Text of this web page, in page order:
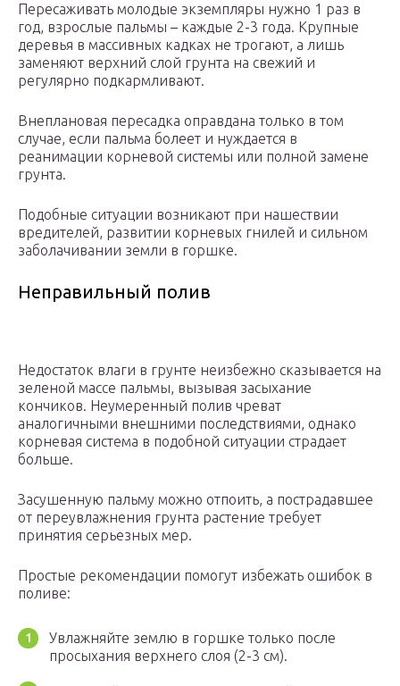
Пересаживать молодые экземпляры нужно 1 раз в
год, взрослые пальмы – каждые 2-3 года. Крупные
деревья в массивных кадках не трогают, а лишь
заменяют верхний слой грунта на свежий и
регулярно подкармливают.
Внеплановая пересадка оправдана только в том
случае, если пальма болеет и нуждается в
реанимации корневой системы или полной замене
грунта.
Подобные ситуации возникают при нашествии
вредителей, развитии корневых гнилей и сильном
заболачивании земли в горшке.
Неправильный полив
Недостаток влаги в грунте неизбежно сказывается на
зеленой массе пальмы, вызывая засыхание
кончиков. Неумеренный полив чреват
аналогичными внешними последствиями, однако
корневая система в подобной ситуации страдает
больше.
Засушенную пальму можно отпоить, а пострадавшее
от переувлажнения грунта растение требует
принятия серьезных мер.
Простые рекомендации помогут избежать ошибок в
поливе:
Увлажняйте землю в горшке только после
просыхания верхнего слоя (2-3 см).